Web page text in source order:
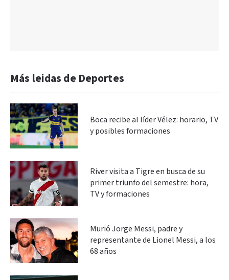
Más leidas de Deportes
Boca recibe al líder Vélez: horario, TV
y posibles formaciones
River visita a Tigre en busca de su
primer triunfo del semestre: hora,
TV y formaciones
Murió Jorge Messi, padre y
representante de Lionel Messi, a los
68 años